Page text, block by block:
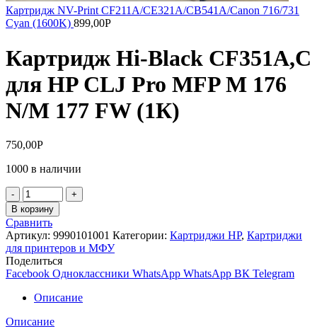
Картридж NV-Print CF211A/CE321A/CB541A/Canon 716/731
Cyan (1600K) 899,00Р
Картридж Hi-Black CF351A,C
для HP CLJ Pro MFP M 176
N/M 177 FW (1К)
750,00Р
1000 в наличии
Количество
товара
Картридж
Hi-
Black
CF351A,C
для
HP
CLJ
Pro
MFP
В корзину
Сравнить
Артикул: 9990101001 Категории: Картриджи HP, Картриджи
для принтеров и МФУ
Поделиться
Facebook Одноклассники WhatsApp WhatsApp ВК Telegram
Описание
Описание